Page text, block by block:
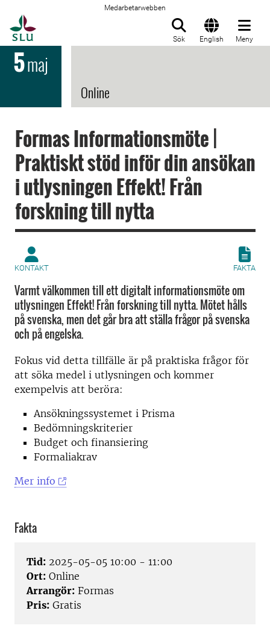
Medarbetarwebben
Sök English Meny
5maj
Online
Formas Informationsmöte |
Praktiskt stöd inför din ansökan
i utlysningen Effekt! Från
forskning till nytta
KONTAKT FAKTA
Varmt välkommen till ett digitalt informationsmöte om
utlysningen Effekt! Från forskning till nytta. Mötet hålls
på svenska, men det går bra att ställa frågor på svenska
och på engelska.
Fokus vid detta tillfälle är på praktiska frågor för
att söka medel i utlysningen och kommer
exempelvis att beröra:
Ansökningssystemet i Prisma
Bedömningskriterier
Budget och finansiering
Formaliakrav
Mer info
Fakta
Tid: 2025-05-05 10:00 - 11:00
Ort: Online
Arrangör: Formas
Pris: Gratis